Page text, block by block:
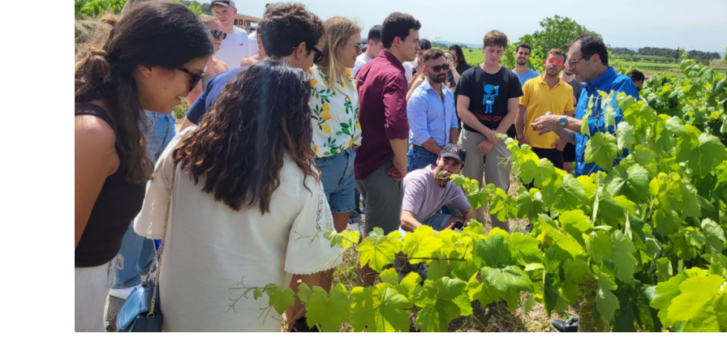
Estructura Ejecutiva
Institut d’Estudis
Organizaciones sectoriales
Sociedad Barcelonesa de
Económicos y Sociales
Organizaciones
Conoce más
Historia
Galería de Presidentes
Biblioteca Archivo
Sede Social